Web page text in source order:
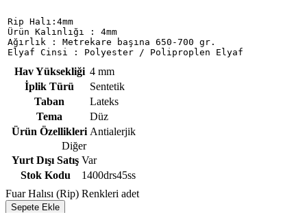
Rip Halı:4mm
Ürün Kalınlığı : 4mm
Ağırlık : Metrekare başına 650-700 gr.
Elyaf Cinsi : Polyester / Poliproplen Elyaf
Hav Yüksekliği 4 mm
İplik Türü
Sentetik
Taban
Lateks
Tema
Düz
Ürün Özellikleri Antialerjik
Diğer
Yurt Dışı Satış Var
Stok Kodu
1400drs45ss
Fuar Halısı (Rip) Renkleri adet
Sepete Ekle